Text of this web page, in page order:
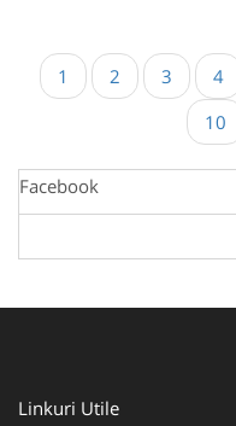
1
2 3 4
10
Facebook
Linkuri Utile